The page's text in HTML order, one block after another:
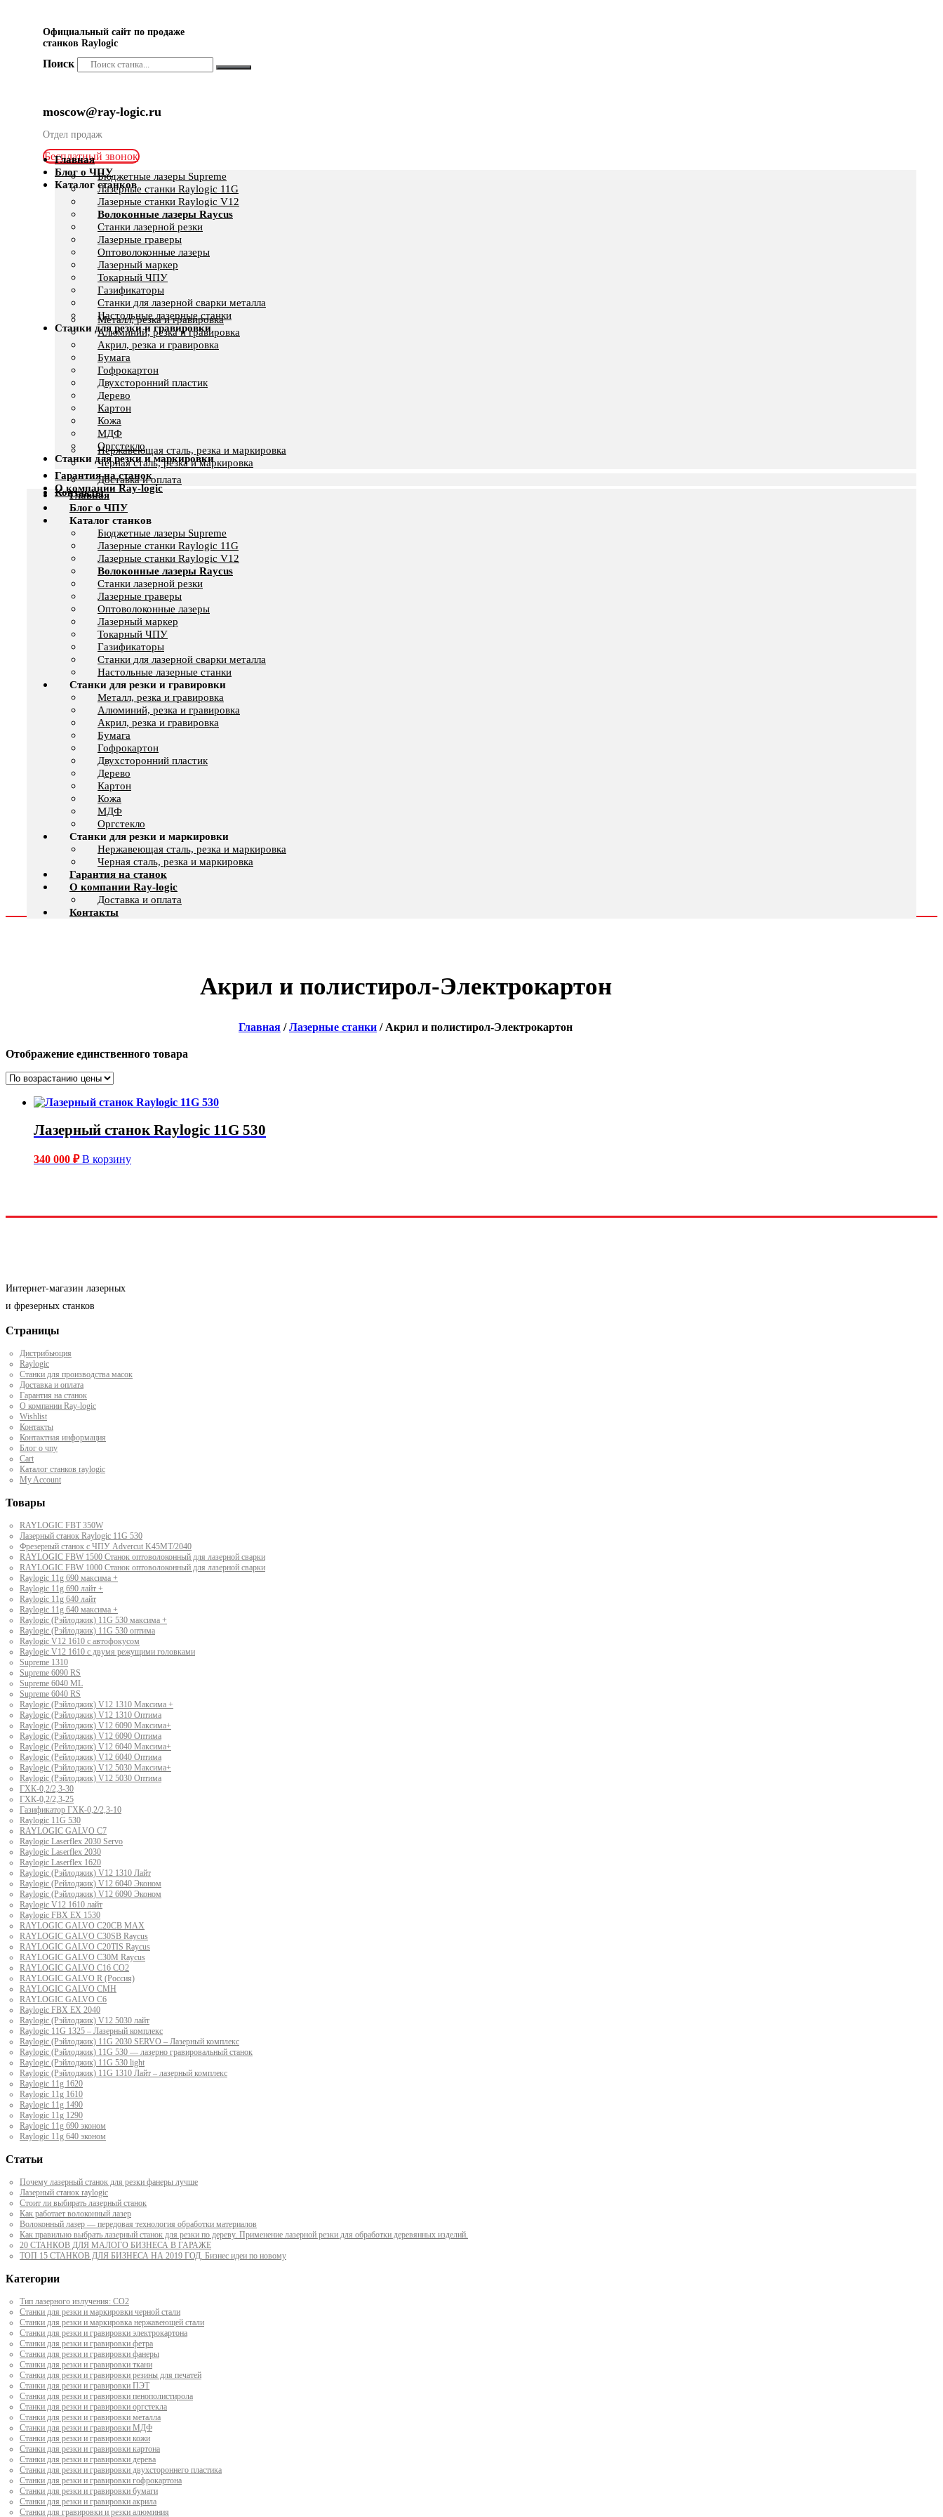
Официальный сайт по продаже
станков Raylogic
Поиск
moscow@ray-logic.ru
Отдел продаж
Бесплатный звонок
Главная
Блог о ЧПУ
Каталог станков
Бюджетные лазеры Supreme
Лазерные станки Raylogic 11G
Лазерные станки Raylogic V12
Волоконные лазеры Raycus
Станки лазерной резки
Лазерные граверы
Оптоволоконные лазеры
Лазерный маркер
Токарный ЧПУ
Газификаторы
Cтанки для лазерной сварки металла
Настольные лазерные станки
Станки для резки и гравировки
Металл, резка и гравировка
Алюминий, резка и гравировка
Акрил, резка и гравировка
Бумага
Гофрокартон
Двухсторонний пластик
Дерево
Картон
Кожа
МДФ
Оргстекло
Станки для резки и маркировки
Нержавеющая сталь, резка и маркировка
Черная сталь, резка и маркировка
Гарантия на станок
О компании Ray-logic
Доставка и оплата
Контакты
Главная
Блог о ЧПУ
Каталог станков
Бюджетные лазеры Supreme
Лазерные станки Raylogic 11G
Лазерные станки Raylogic V12
Волоконные лазеры Raycus
Станки лазерной резки
Лазерные граверы
Оптоволоконные лазеры
Лазерный маркер
Токарный ЧПУ
Газификаторы
Cтанки для лазерной сварки металла
Настольные лазерные станки
Станки для резки и гравировки
Металл, резка и гравировка
Алюминий, резка и гравировка
Акрил, резка и гравировка
Бумага
Гофрокартон
Двухсторонний пластик
Дерево
Картон
Кожа
МДФ
Оргстекло
Станки для резки и маркировки
Нержавеющая сталь, резка и маркировка
Черная сталь, резка и маркировка
Гарантия на станок
О компании Ray-logic
Доставка и оплата
Контакты
Акрил и полистирол-Электрокартон
Главная /Лазерные станки / Акрил и полистирол-Электрокартон
Отображение единственного товара
Лазерный станок Raylogic 11G 530
340 000 ₽ В корзину
Интернет-магазин лазерных
и фрезерных станков
Страницы
Дистрибьюция
Raylogic
Станки для производства масок
Доставка и оплата
Гарантия на станок
О компании Ray-logic
Wishlist
Контакты
Контактная информация
Блог о чпу
Cart
Каталог станков raylogic
My Account
Товары
RAYLOGIC FBT 350W
Лазерный станок Raylogic 11G 530
Фрезерный станок с ЧПУ Advercut K45MT/2040
RAYLOGIC FBW 1500 Станок оптоволоконный для лазерной сварки
RAYLOGIC FBW 1000 Станок оптоволоконный для лазерной сварки
Raylogic 11g 690 максима +
Raylogic 11g 690 лайт +
Raylogic 11g 640 лайт
Raylogic 11g 640 максима +
Raylogic (Рэйлоджик) 11G 530 максима +
Raylogic (Рэйлоджик) 11G 530 оптима
Raylogic V12 1610 с автофокусом
Raylogic V12 1610 с двумя режущими головками
Supreme 1310
Supreme 6090 RS
Supreme 6040 ML
Supreme 6040 RS
Raylogic (Рэйлоджик) V12 1310 Максима +
Raylogic (Рэйлоджик) V12 1310 Оптима
Raylogic (Рэйлоджик) V12 6090 Максима+
Raylogic (Рэйлоджик) V12 6090 Оптима
Raylogic (Рейлоджик) V12 6040 Максима+
Raylogic (Рейлоджик) V12 6040 Оптима
Raylogic (Рэйлоджик) V12 5030 Максима+
Raylogic (Рэйлоджик) V12 5030 Оптима
ГХК-0,2/2,3-30
ГХК-0,2/2,3-25
Газификатор ГХК-0,2/2,3-10
Raylogic 11G 530
RAYLOGIC GALVO С7
Raylogic Laserflex 2030 Servo
Raylogic Laserflex 2030
Raylogic Laserflex 1620
Raylogic (Рэйлоджик) V12 1310 Лайт
Raylogic (Рейлоджик) V12 6040 Эконом
Raylogic (Рэйлоджик) V12 6090 Эконом
Raylogic V12 1610 лайт
Raylogic FBX EX 1530
RAYLOGIC GALVO С20CB MAX
RAYLOGIC GALVO С30SB Raycus
RAYLOGIC GALVO C20TIS Raycus
RAYLOGIC GALVO С30M Raycus
RAYLOGIC GALVO С16 CO2
RAYLOGIC GALVO R (Россия)
RAYLOGIC GALVO CMH
RAYLOGIC GALVO С6
Raylogic FBX EX 2040
Raylogic (Рэйлоджик) V12 5030 лайт
Raylogic 11G 1325 – Лазерный комплекс
Raylogic (Рэйлоджик) 11G 2030 SERVO – Лазерный комплекс
Raylogic (Рэйлоджик) 11G 530 — лазерно гравировальный станок
Raylogic (Рэйлоджик) 11G 530 light
Raylogic (Рэйлоджик) 11G 1310 Лайт – лазерный комплекс
Raylogic 11g 1620
Raylogic 11g 1610
Raylogic 11g 1490
Raylogic 11g 1290
Raylogic 11g 690 эконом
Raylogic 11g 640 эконом
Статьи
Почему лазерный станок для резки фанеры лучше
Лазерный станок raylogic
Стоит ли выбирать лазерный станок
Как работает волоконный лазер
Волоконный лазер — передовая технология обработки материалов
Как правильно выбрать лазерный станок для резки по дереву. Применение лазерной резки для обработки деревянных изделий.
20 СТАНКОВ ДЛЯ МАЛОГО БИЗНЕСА В ГАРАЖЕ
ТОП 15 СТАНКОВ ДЛЯ БИЗНЕСА НА 2019 ГОД. Бизнес идеи по новому
Категории
Тип лазерного излучения: СО2
Станки для резки и маркировки черной стали
Станки для резки и маркировка нержавеющей стали
Станки для резки и гравировки электрокартона
Станки для резки и гравировки фетра
Станки для резки и гравировки фанеры
Станки для резки и гравировки ткани
Станки для резки и гравировки резины для печатей
Станки для резки и гравировки ПЭТ
Станки для резки и гравировки пенополистирола
Станки для резки и гравировки оргстекла
Станки для резки и гравировки металла
Станки для резки и гравировки МДФ
Станки для резки и гравировки кожи
Станки для резки и гравировки картона
Станки для резки и гравировки дерева
Станки для резки и гравировки двухстороннего пластика
Станки для резки и гравировки гофрокартона
Станки для резки и гравировки бумаги
Станки для резки и гравировки акрила
Станки для гравировки и резки алюминия